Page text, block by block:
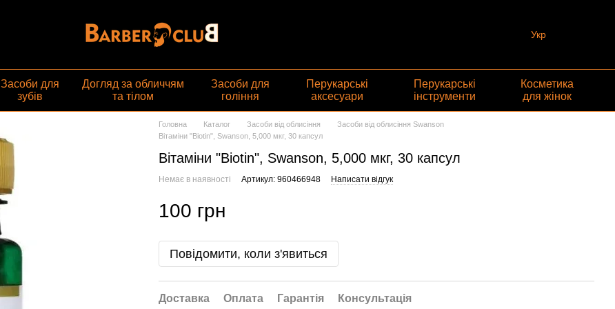
Укр
Засоби для
зубів
Догляд за обличчям
та тілом
Засоби для
гоління
Перукарські
аксесуари
Перукарські
інструменти
Косметика
для жінок
Головна Каталог Засоби від облисіння
Засоби від облисіння Swanson
Вітаміни "Biotin", Swanson, 5,000 мкг, 30 капсул
Вітаміни "Biotin", Swanson, 5,000 мкг, 30 капсул
Немає в наявності Артикул: 960466948 Написати відгук
100 грн
Повідомити, коли з'явиться
Доставка Оплата Гарантія Консультація